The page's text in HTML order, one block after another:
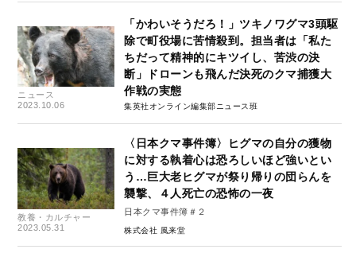
ニュース
2023.10.06
「かわいそうだろ！」ツキノワグマ3頭駆
除で町役場に苦情殺到。担当者は「私た
ちだって精神的にキツイし、苦渋の決
断」ドローンも飛んだ決死のクマ捕獲大
作戦の実態
集英社オンライン編集部ニュース班
教養・カルチャー
2023.05.31
〈日本クマ事件簿〉ヒグマの自分の獲物
に対する執着心は恐ろしいほど強いとい
う…巨大老ヒグマが祭り帰りの団らんを
襲撃、４人死亡の恐怖の一夜
日本クマ事件簿＃２
株式会社 風来堂